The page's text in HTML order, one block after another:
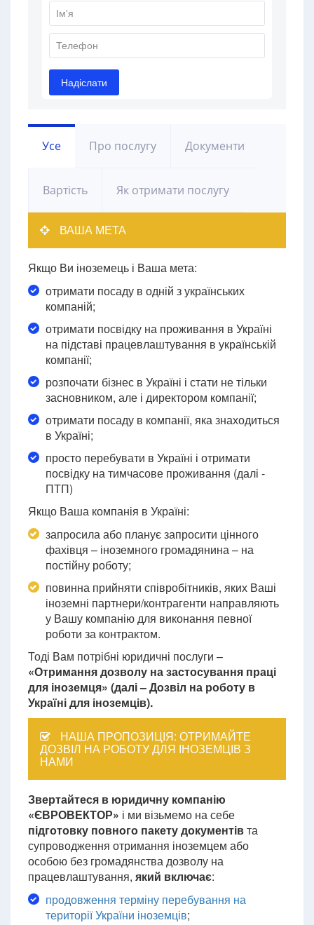
Усе Про послугу Документи
Вартість Як отримати послугу
ВАША МЕТА
Якщо Ви іноземець і Ваша мета:
отримати посаду в одній з українських
компаній;
отримати посвідку на проживання в Україні
на підставі працевлаштування в українській
компанії;
розпочати бізнес в Україні і стати не тільки
засновником, але і директором компанії;
отримати посаду в компанії, яка знаходиться
в Україні;
просто перебувати в Україні і отримати
посвідку на тимчасове проживання (далі -
ПТП)
Якщо Ваша компанія в Україні:
запросила або планує запросити цінного
фахівця – іноземного громадянина – на
постійну роботу;
повинна прийняти співробітників, яких Ваші
іноземні партнери/контрагенти направляють
у Вашу компанію для виконання певної
роботи за контрактом.
Тоді Вам потрібні юридичні послуги –
«Отримання дозволу на застосування праці
для іноземця» (далі – Дозвіл на роботу в
Україні для іноземців).
НАША ПРОПОЗИЦІЯ: ОТРИМАЙТЕ
ДОЗВІЛ НА РОБОТУ ДЛЯ ІНОЗЕМЦІВ З
НАМИ
Звертайтеся в юридичну компанію
«ЄВРОВЕКТОР» і ми візьмемо на себе
підготовку повного пакету документівта
супроводження отримання іноземцем або
особою без громадянства дозволу на
працевлаштування, який включає:
продовження терміну перебування на
території України іноземців;